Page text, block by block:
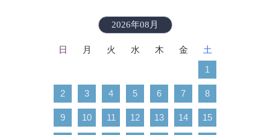
2026年08月
日 月 火 水 木 金
土
1
2 3 4 5 6 7 8
9 10 11 12 13 14 15